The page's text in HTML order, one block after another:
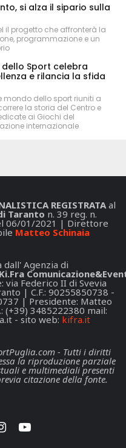
si alza il sipario sulla
il progetto che affronterà la
programmazione e un
Sport celebra
e rilancia la sfida
mondo dello sport riuniti a
la storia del Centro e
ai Giochi del
internazionale
REGISTRATAal
Taranto n. 39 reg. n.
06/01/2021 | Direttore
Matteo Schinaia
dall' Agenzia di
Ki.Fra
via Federico II di Svevia
| C.F.: 90255850738 -
| Presidente: Matteo
(+39) 3485222380 mail:
- sito web: kifra.it
- Tutti i diritti
la riproduzione parziale
e multimediali presenti
citazione della fonte.